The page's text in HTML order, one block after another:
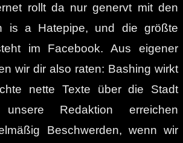
rollt da nur genervt mit den
is a Hatepipe, und die größte
im Facebook. Aus eigener
wir dir also raten: Bashing wirkt
nette Texte über die Stadt
Redaktion erreichen
Beschwerden, wenn wir